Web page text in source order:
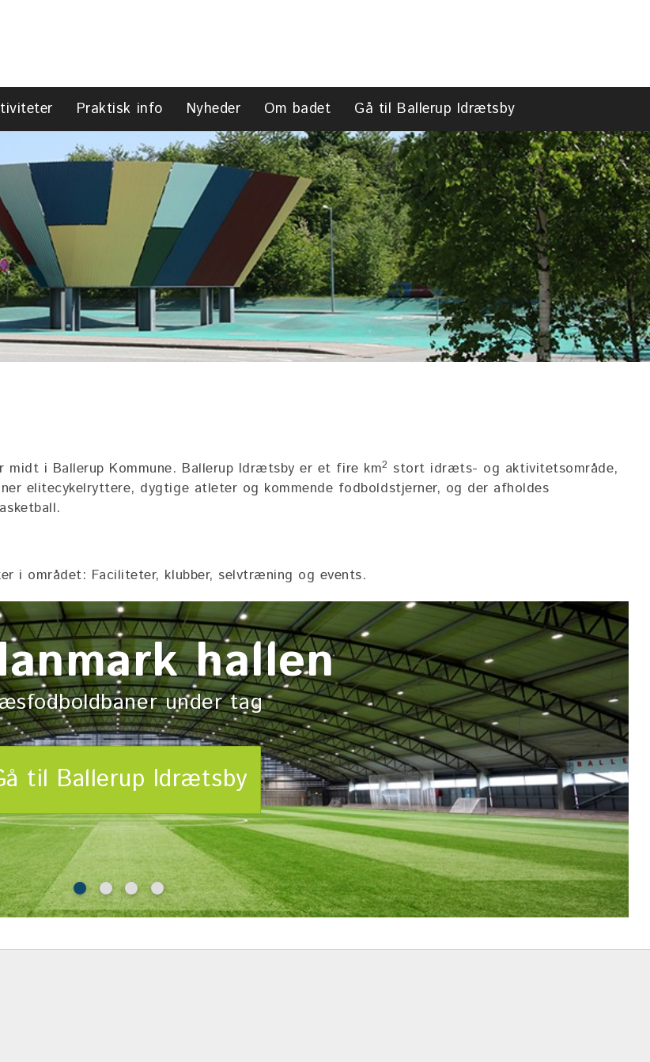
search
Praktisk info Nyheder Om badet Gå til Ballerup Idrætsby
i Ballerup Kommune. Ballerup Idrætsby er et fire km2 stort idræts- og aktivitetsområde,
elitecykelryttere, dygtige atleter og kommende fodboldstjerner, og der afholdes
i området: Faciliteter, klubber, selvtræning og events.
hallen
under tag
til Ballerup Idrætsby
Cykelarena
har hele danmarks cykelarena
Gå til Ballerup Idrætsby